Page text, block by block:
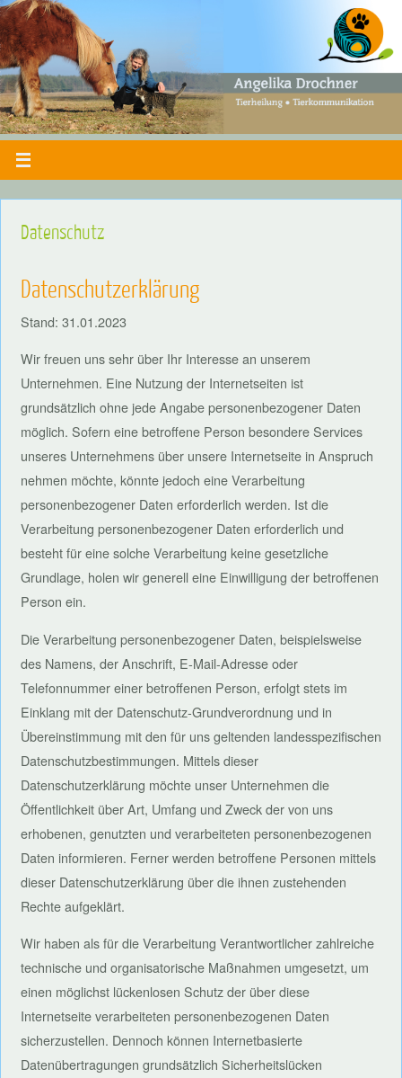
Datenschutz
Datenschutzerklärung
Stand: 31.01.2023
Wir freuen uns sehr über Ihr Interesse an unserem
Unternehmen. Eine Nutzung der Internetseiten ist
grundsätzlich ohne jede Angabe personenbezogener Daten
möglich. Sofern eine betroffene Person besondere Services
unseres Unternehmens über unsere Internetseite in Anspruch
nehmen möchte, könnte jedoch eine Verarbeitung
personenbezogener Daten erforderlich werden. Ist die
Verarbeitung personenbezogener Daten erforderlich und
besteht für eine solche Verarbeitung keine gesetzliche
Grundlage, holen wir generell eine Einwilligung der betroffenen
Person ein.
Die Verarbeitung personenbezogener Daten, beispielsweise
des Namens, der Anschrift, E-Mail-Adresse oder
Telefonnummer einer betroffenen Person, erfolgt stets im
Einklang mit der Datenschutz-Grundverordnung und in
Übereinstimmung mit den für uns geltenden landesspezifischen
Datenschutzbestimmungen. Mittels dieser
Datenschutzerklärung möchte unser Unternehmen die
Öffentlichkeit über Art, Umfang und Zweck der von uns
erhobenen, genutzten und verarbeiteten personenbezogenen
Daten informieren. Ferner werden betroffene Personen mittels
dieser Datenschutzerklärung über die ihnen zustehenden
Rechte aufgeklärt.
Wir haben als für die Verarbeitung Verantwortlicher zahlreiche
technische und organisatorische Maßnahmen umgesetzt, um
einen möglichst lückenlosen Schutz der über diese
Internetseite verarbeiteten personenbezogenen Daten
sicherzustellen. Dennoch können Internetbasierte
Datenübertragungen grundsätzlich Sicherheitslücken